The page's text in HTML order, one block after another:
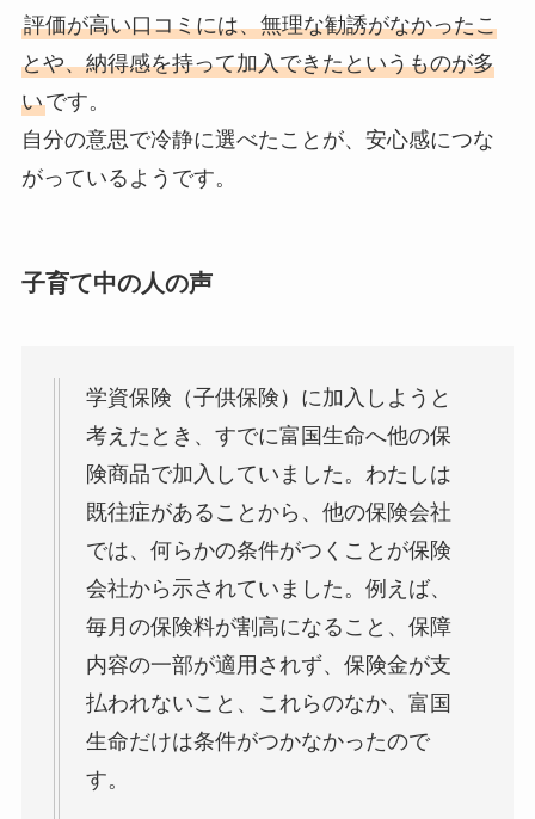
評価が高い口コミには、無理な勧誘がなかったこ
とや、納得感を持って加入できたというものが多
いです。
自分の意思で冷静に選べたことが、安心感につな
がっているようです。
子育て中の人の声
学資保険（子供保険）に加入しようと
考えたとき、すでに富国生命へ他の保
険商品で加入していました。わたしは
既往症があることから、他の保険会社
では、何らかの条件がつくことが保険
会社から示されていました。例えば、
毎月の保険料が割高になること、保障
内容の一部が適用されず、保険金が支
払われないこと、これらのなか、富国
生命だけは条件がつかなかったので
す。